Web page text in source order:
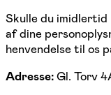
Skulle du imidlertid
af dine
henvendelse til os
Adresse:Gl. Torv